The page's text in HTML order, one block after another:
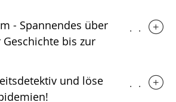
- Spannendes über
bis zur
und löse